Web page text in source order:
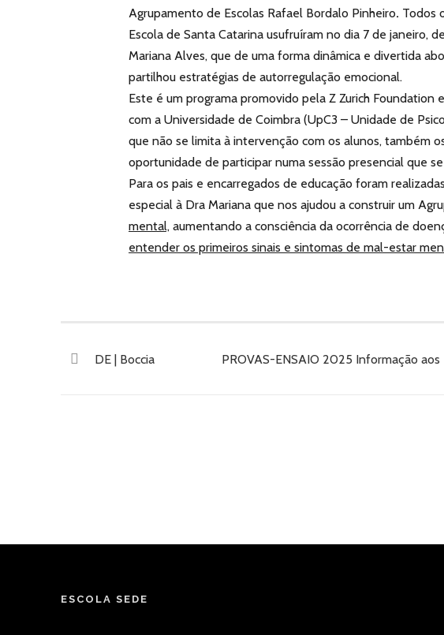
Agrupamento de Escolas Rafael Bordalo Pinheiro. Todos
Escola de Santa Catarina usufruíram no dia 7 de janeiro,
Mariana Alves, que de uma forma dinâmica e divertida
partilhou estratégias de autorregulação emocional.
Este é um programa promovido pela Z Zurich Foundation
com a Universidade de Coimbra (UpC3 – Unidade de
que não se limita à intervenção com os alunos, também
oportunidade de participar numa sessão presencial que
Para os pais e encarregados de educação foram
especial à Dra Mariana que nos ajudou a construir um
mental, aumentando a consciência da ocorrência de
entender os primeiros sinais e sintomas de mal-estar
DE | Boccia PROVAS-ENSAIO 2025 Informação
ESCOLA SEDE